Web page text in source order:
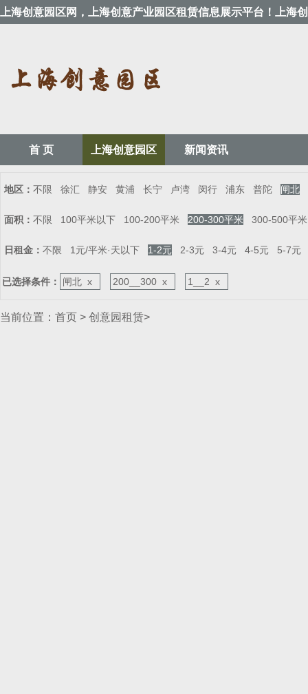
上海创意园区网，上海创意产业园区租赁信息展示平台！上
首 页 上海创意园区 新闻资讯
地区： 不限 徐汇 静安 黄浦 长宁 卢湾 闵行 浦东 普陀 闸北
面积： 不限 100平米以下 100-200平米 200-300平米 300-500平米
日租金： 不限 1元/平米·天以下 1-2元 2-3元 3-4元 4-5元 5-7元
已选择条件： 闸北 x 200__300 x 1__2 x
当前位置： 首页 > 创意园租赁>